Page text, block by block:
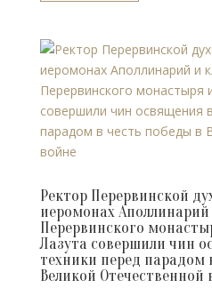
Ректор Перервинской
иеромонах
Перервинского
Лазута совершили чин
техники перед парадом
Великой Отечественной